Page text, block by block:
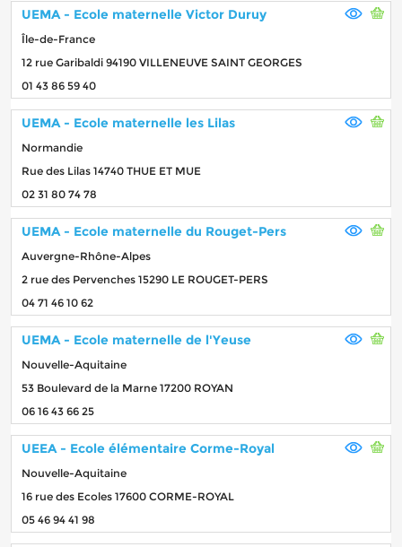
UEMA - Ecole maternelle Victor Duruy
Île-de-France
12 rue Garibaldi 94190 VILLENEUVE SAINT GEORGES
01 43 86 59 40
UEMA - Ecole maternelle les Lilas
Normandie
Rue des Lilas 14740 THUE ET MUE
02 31 80 74 78
UEMA - Ecole maternelle du Rouget-Pers
Auvergne-Rhône-Alpes
2 rue des Pervenches 15290 LE ROUGET-PERS
04 71 46 10 62
UEMA - Ecole maternelle de l'Yeuse
Nouvelle-Aquitaine
53 Boulevard de la Marne 17200 ROYAN
06 16 43 66 25
UEEA - Ecole élémentaire Corme-Royal
Nouvelle-Aquitaine
16 rue des Ecoles 17600 CORME-ROYAL
05 46 94 41 98